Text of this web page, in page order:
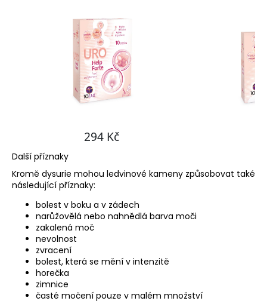
Další příznaky
Kromě dysurie mohou ledvinové kameny způsobovat také
následující příznaky:
bolest v boku a v zádech
narůžovělá nebo nahnědlá barva moči
zakalená moč
nevolnost
zvracení
bolest, která se mění v intenzitě
horečka
zimnice
časté močení pouze v malém množství